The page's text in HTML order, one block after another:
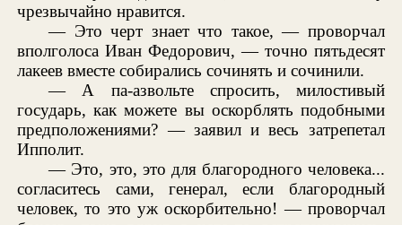
чрезвычайно нравится.
— Это черт знает что такое, — проворчал
вполголоса Иван Федорович, — точно пятьдесят
лакеев вместе собирались сочинять и сочинили.
— А па-азвольте спросить, милостивый
государь, как можете вы оскорблять подобными
предположениями? — заявил и весь затрепетал
Ипполит.
— Это, это, это для благородного человека...
согласитесь сами, генерал, если благородный
человек, то это уж оскорбительно! — проворчал